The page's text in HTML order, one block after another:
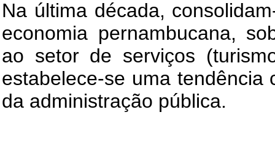
Na última década,
economia pernambucana,
ao setor de serviços
estabelece-se uma tendência
da administração pública.